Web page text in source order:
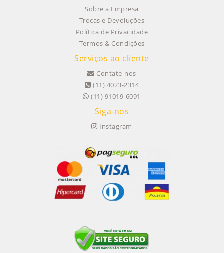
Sobre a Empresa
Trocas e Devoluções
Política de Privacidade
Termos & Condições
Serviços ao cliente
Contate-nos
(11) 4023-2314
(11) 91019-6091
Siga-nos
Instagram